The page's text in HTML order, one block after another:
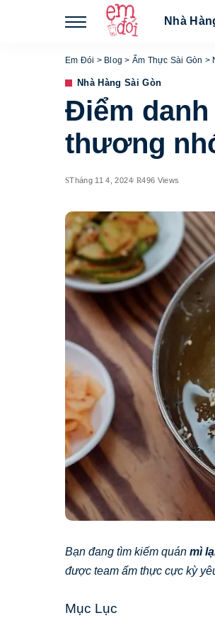
Nhà
Em Đói > Blog > Ẩm Thực Sài Gòn >
Nhà Hàng Sài Gòn
Điểm danh
thương
Tháng 11 4, 2024 496 Views
Bạn đang tìm kiếm quán mì
được team ẩm thực cực kỳ
Mục Lục